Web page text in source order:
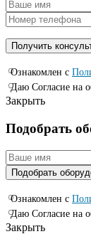
Ознакомлен с
Даю Согласие на
Закрыть
Подобрать
Ознакомлен с
Даю Согласие на
Закрыть